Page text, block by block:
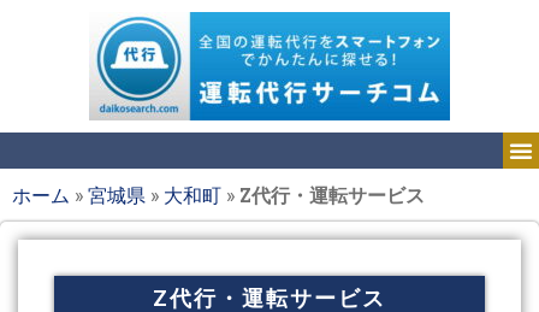
ホーム »宮城県 » 大和町 » Z代行・運転サービス
Z代行・運転サービス